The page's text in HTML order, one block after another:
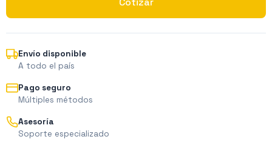
Envío disponible
A todo el país
Pago seguro
Múltiples métodos
Asesoría
Soporte especializado